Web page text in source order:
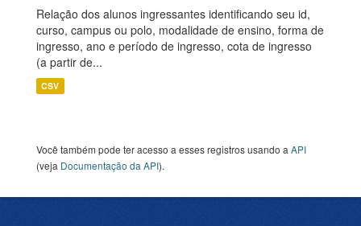
Relação dos alunos ingressantes identificando seu id,
curso, campus ou polo, modalidade de ensino, forma de
ingresso, ano e período de ingresso, cota de ingresso
(a partir de...
CSV
Você também pode ter acesso a esses registros usando a API
(veja Documentação da API).